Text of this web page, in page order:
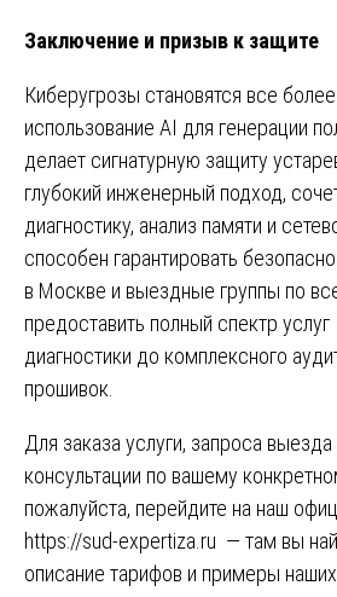
Заключение и призыв к защите
Киберугрозы становятся все
использование AI для генерации
делает сигнатурную защиту
глубокий инженерный подход,
диагностику, анализ памяти и
способен гарантировать
в Москве и выездные группы по
предоставить полный спектр
диагностики до комплексного
прошивок.
Для заказа услуги, запроса
консультации по вашему
пожалуйста, перейдите на наш
https://sud-expertiza.ru — там вы
описание тарифов и примеры